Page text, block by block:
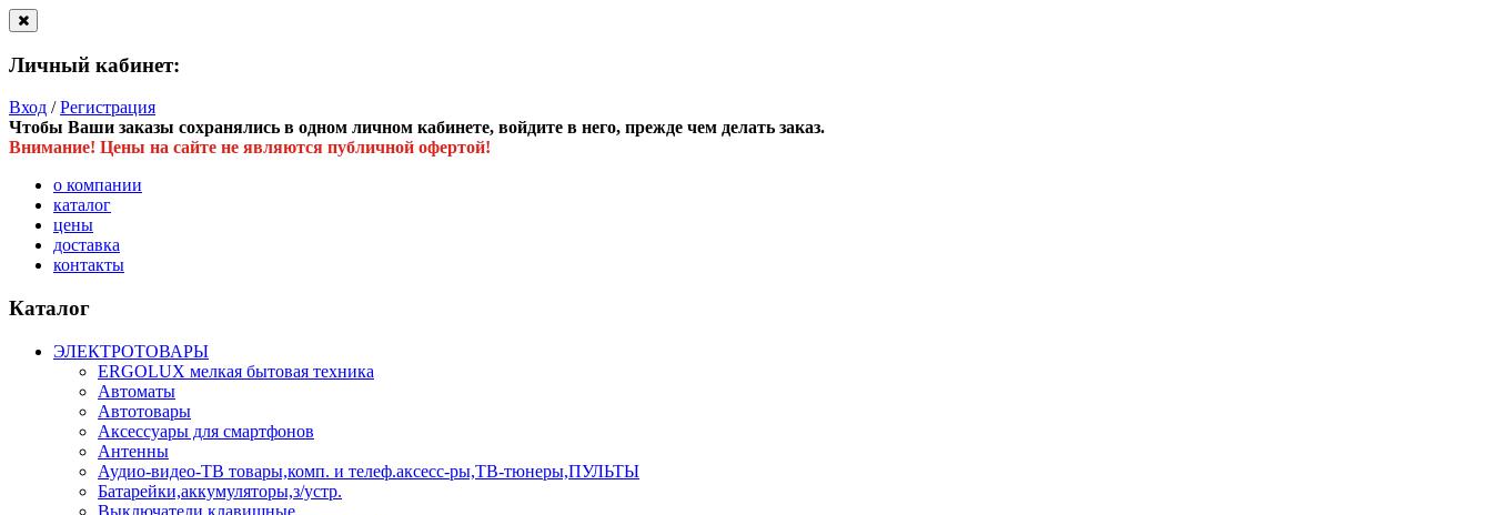
Личный кабинет:
Вход /Регистрация
Чтобы Ваши заказы сохранялись в одном личном кабинете, войдите в него, прежде чем делать заказ.
Внимание! Цены на сайте не являются публичной офертой!
о компании
каталог
цены
доставка
контакты
Каталог
ЭЛЕКТРОТОВАРЫ
ERGOLUX мелкая бытовая техника
Автоматы
Автотовары
Аксессуары для смартфонов
Антенны
Аудио-видео-ТВ товары,комп. и телеф.аксесс-ры,ТВ-тюнеры,ПУЛЬТЫ
Батарейки,аккумуляторы,з/устр.
Выключатели клавишные